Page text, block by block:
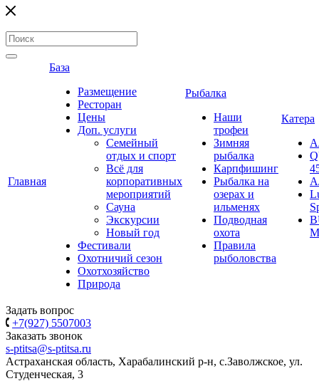
Главная
База
Размещение
Ресторан
Цены
Доп. услуги
Семейный
отдых и спорт
Всё для
корпоративных
мероприятий
Сауна
Экскурсии
Новый год
Фестивали
Охотничий сезон
Охотхозяйство
Природа
Рыбалка
Наши
трофеи
Зимняя
рыбалка
Карпфишинг
Рыбалка на
озерах и
ильменях
Подводная
охота
Правила
рыболовства
Катера
Задать вопрос
+7(927) 5507003
Заказать звонок
s-ptitsa@s-ptitsa.ru
Астраханская область, Харабалинский р-н, с.Заволжское, ул.
Студенческая, 3